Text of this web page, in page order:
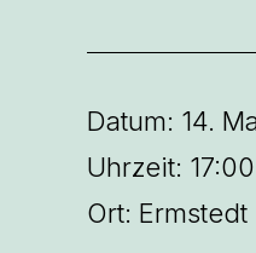
Datum: 14.
Uhrzeit: 17:00
Ort: Ermstedt